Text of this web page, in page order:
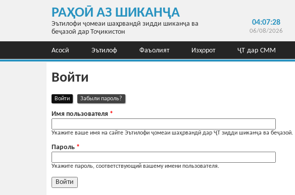
Перейти к основному содержанию
РАҲОӢ АЗ ШИКАНҶА
Эътилофи ҷомеаи шаҳрвандӣ зидди шиканҷа ва
беҷазоӣ дар Тоҷикистон
04:07:28
06/08/2026
Асосӣ Эътилоф Фаъолият Изҳорот ҶТ дар СММ
Войти
Главные вкладки
Войти (активная вкладка)
Забыли пароль?
Имя пользователя *
Укажите ваше имя на сайте Эътилофи ҷомеаи шаҳрвандӣ дар ҶТ зидди шиканҷа ва беҷазоӣ.
Пароль *
Укажите пароль, соответствующий вашему имени пользователя.